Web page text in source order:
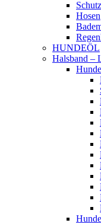
Hosen
HUNDEÖL
Halsband –